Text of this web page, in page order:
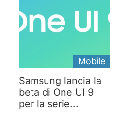
Mobile
Samsung lancia la
beta di One UI 9
per la serie...